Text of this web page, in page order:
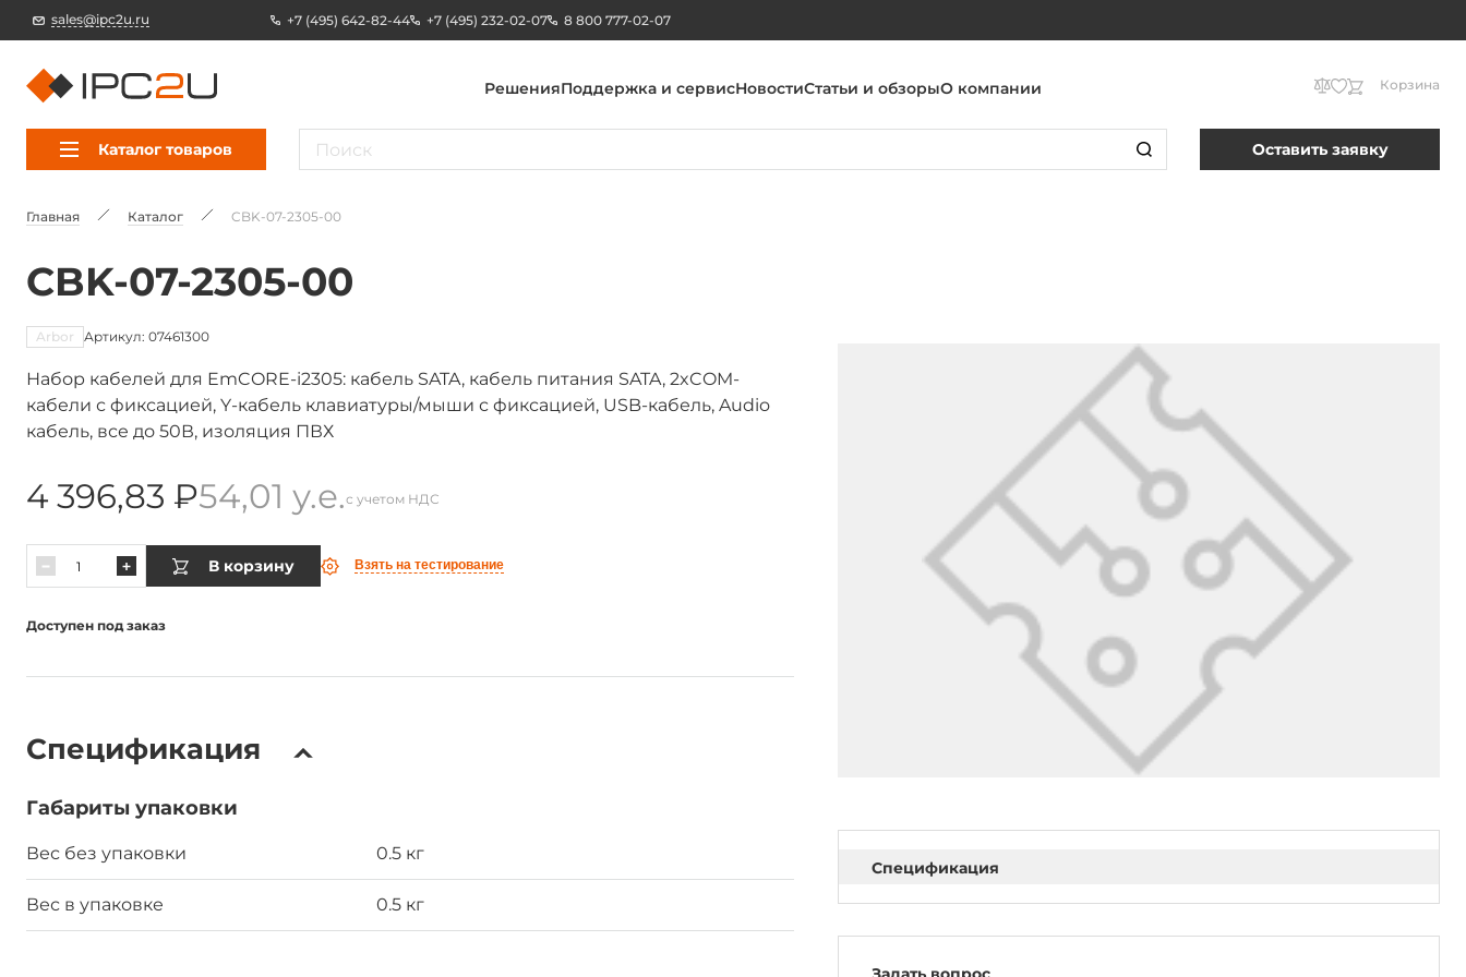
sales@ipc2u.ru +7 (495) 642-82-44 +7 (495) 232-02-07 8 800 777-02-07
РешенияПоддержка и сервисНовостиСтатьи и обзорыО компании Корзина
Каталог товаров Оставить заявку
Главная Каталог CBK-07-2305-00
CBK-07-2305-00
Arbor Артикул: 07461300
Набор кабелей для EmCORE-i2305: кабель SATA, кабель питания SATA, 2xCOM-
кабели с фиксацией, Y-кабель клавиатуры/мыши с фиксацией, USB-кабель, Audio
кабель, все до 50В, изоляция ПВХ
4 396,83 ₽54,01 у.е.с учетом НДС
В корзину Взять на тестирование
Доступен под заказ
Спецификация
Габариты упаковки
Вес без упаковки 0.5 кг
Вес в упаковке 0.5 кг
Спецификация